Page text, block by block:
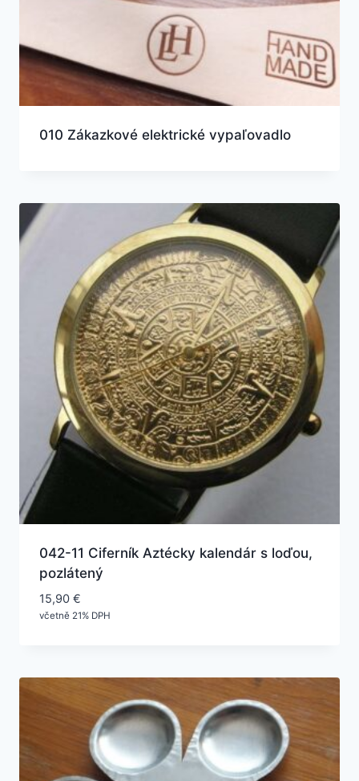
010 Zákazkové elektrické vypaľovadlo
042-11 Ciferník Aztécky kalendár s loďou,
pozlátený
15,90 €
včetně 21% DPH